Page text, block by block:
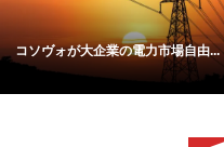
コソヴォが大企業の電力市場自由...